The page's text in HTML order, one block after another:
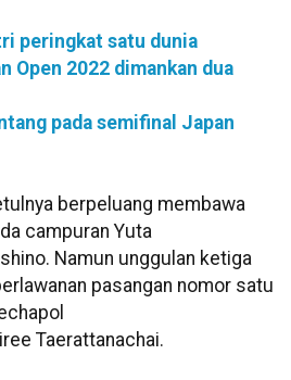
peringkat satu dunia
Open 2022 dimankan dua
pada semifinal Japan
berpeluang membawa
campuran Yuta
Namun unggulan ketiga
pasangan nomor satu
Taerattanachai.